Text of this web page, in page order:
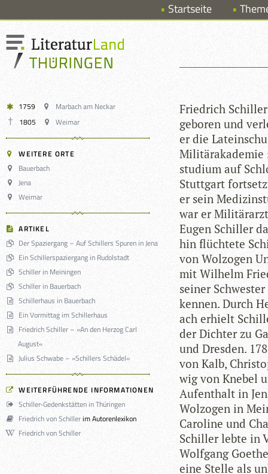
Startseite
1759
Marbach am Neckar
1805
Weimar
WEITERE ORTE
Bauerbach
Jena
Weimar
ARTIKEL
Der Spaziergang – Auf Schillers Spuren in Jena
Ein Schillerspaziergang in Rudolstadt
Schiller in Meiningen
Schiller in Bauerbach
Schillerhaus in Bauerbach
Ein Vormittag im Schillerhaus
Friedrich Schiller – »An den Herzog Carl
August«
Julius Schwabe – »Schillers Schädel«
WEITERFÜHRENDE INFORMATIONEN
Schiller-Gedenkstätten in Thüringen
Friedrich von Schillerim Autorenlexikon
Friedrich von Schiller
Fried­rich
gebo­ren und
er die
Mili­tär­aka­de­mie
stu­dium auf
Stutt­gart
er sein
war er
Eugen Schil­ler
hin flüch­tete
von Wolzo­gen
mit Wil­helm
sei­ner
ken­nen. Durch
ach erhielt
der Dich­ter zu
und Dres­den.
von Kalb,
wig von Kne­bel
Auf­ent­halt in
Wolzo­gen in
Caro­line und
Schil­ler lebte in
Wolf­gang
eine Stelle als